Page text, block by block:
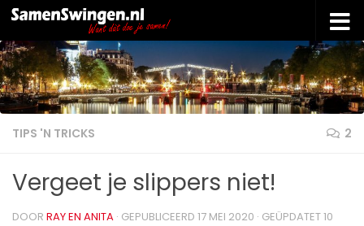
Doorgaan naar inhoud
TIPS 'N TRICKS 2
Vergeet je slippers niet!
DOOR RAY EN ANITA · GEPUBLICEERD 17 MEI 2020 · GEÜPDATET10